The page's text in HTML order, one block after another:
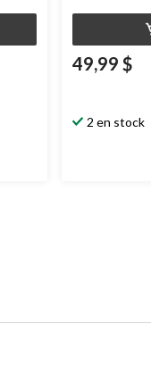
49,99 $
2 en stock